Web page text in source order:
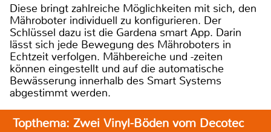
Diese bringt zahlreiche Möglichkeiten mit sich, den
Mähroboter individuell zu konfigurieren. Der
Schlüssel dazu ist die Gardena smart App. Darin
lässt sich jede Bewegung des Mähroboters in
Echtzeit verfolgen. Mähbereiche und -zeiten
können eingestellt und auf die automatische
Bewässerung innerhalb des Smart Systems
abgestimmt werden.
Topthema: Zwei Vinyl-Böden vom Decotec